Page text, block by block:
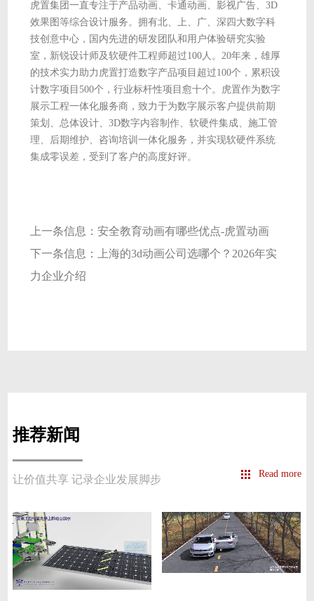
虎置集团一直专注于产品动画、卡通动画、影视广告、3D
效果图等综合设计服务。拥有北、上、广、深四大数字科
技创意中心，国内先进的研发团队和用户体验研究实验
室，新锐设计师及软硬件工程师超过100人。20年来，雄厚
的技术实力助力虎置打造数字产品项目超过100个，累积设
计数字项目500个，行业标杆性项目愈十个。虎置作为数字
展示工程一体化服务商，致力于为数字展示客户提供前期
策划、总体设计、3D数字内容制作、软硬件集成、施工管
理、后期维护、咨询培训一体化服务，并实现软硬件系统
集成零误差，受到了客户的高度好评。
上一条信息：安全教育动画有哪些优点-虎置动画
下一条信息：
上海的3d动画公司选哪个？2026年实
力企业介绍
推荐新闻
让价值共享 记录企业发展脚步 Read more